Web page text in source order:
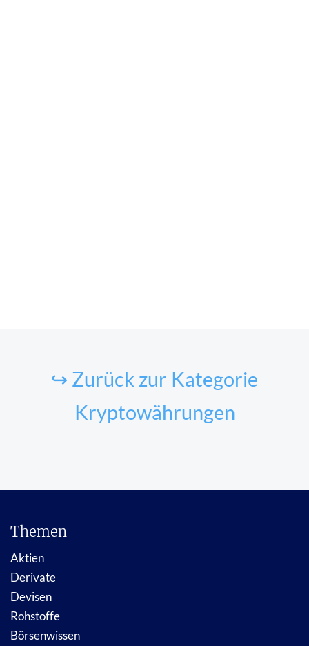
↪ Zurück zur Kategorie
Kryptowährungen
Themen
Aktien
Derivate
Devisen
Rohstoffe
Börsenwissen